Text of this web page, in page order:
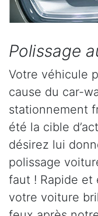
Polissage
Votre véhicule
cause du car-
stationnement
été la cible
désirez lui
polissage
faut ! Rapide et
votre voiture